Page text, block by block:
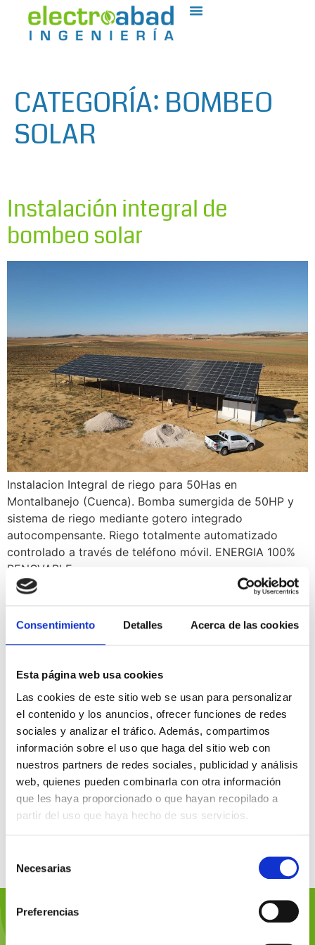
Consentimiento Detalles Acerca de las cookies
Esta página web usa cookies
Las cookies de este sitio web se usan para personalizar
el contenido y los anuncios, ofrecer funciones de redes
sociales y analizar el tráfico. Además, compartimos
información sobre el uso que haga del sitio web con
nuestros partners de redes sociales, publicidad y análisis
web, quienes pueden combinarla con otra información
que les haya proporcionado o que hayan recopilado a
partir del uso que haya hecho de sus servicios.
consentimiento
Necesarias
Preferencias
CATEGORÍA: BOMBEO
SOLAR
Instalación integral de
bombeo solar
Instalacion Integral de riego para 50Has en
Montalbanejo (Cuenca). Bomba sumergida de 50HP y
sistema de riego mediante gotero integrado
autocompensante. Riego totalmente automatizado
controlado a través de teléfono móvil. ENERGIA 100%
RENOVABLE.
Instalación de riego por goteo
Diseño de sistema de riego para pistachos Diseño e
parcela de pistachos 8 Has.